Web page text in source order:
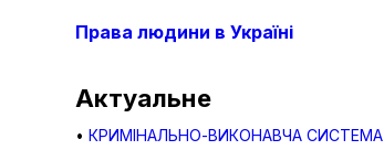
Права людини в Україні
Актуальне
• КРИМІНАЛЬНО-ВИКОНАВЧА СИСТЕМА